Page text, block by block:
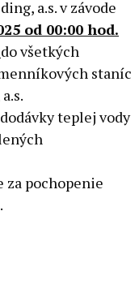
a.s. v závode
od 00:00 hod.
do všetkých
staníc
teplej vody
za pochopenie